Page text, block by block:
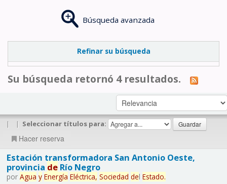
Búsqueda avanzada
Refinar su búsqueda
Su búsqueda retornó 4 resultados.
| | Seleccionar títulos para:
Hacer reserva
Estación transformadora San Antonio Oeste,
provincia deRío Negro
por Agua y Energía Eléctrica, Sociedad del Estado.